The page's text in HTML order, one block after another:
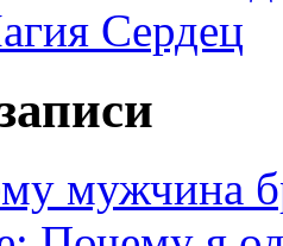
Сердец
мужчина